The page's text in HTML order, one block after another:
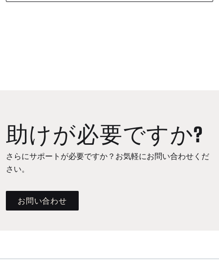
助けが必要ですか?
さらにサポートが必要ですか？お気軽にお問い合わせくだ
さい。
お問い合わせ